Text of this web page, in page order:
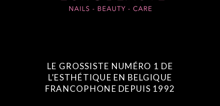
LE GROSSISTE NUMÉRO 1 DE
L’ESTHÉTIQUE EN BELGIQUE
FRANCOPHONE DEPUIS 1992